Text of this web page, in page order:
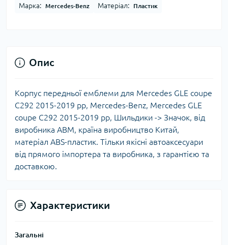
Марка: Mercedes-Benz Матеріал: Пластик
Опис
Корпус передньої емблеми для Mercedes GLE coupe
C292 2015-2019 рр, Mercedes-Benz, Mercedes GLE
coupe C292 2015-2019 рр, Шильдики -> Значок, від
виробника ABM, країна виробництво Китай,
матеріал ABS-пластик. Тільки якісні автоаксесуари
від прямого імпортера та виробника, з гарантією та
доставкою.
Характеристики
Загальні